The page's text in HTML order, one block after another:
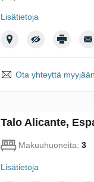
Lisätietoja
Ota yhteyttä myyjään
Talo Alicante,
Makuuhuoneita: 3
Lisätietoja